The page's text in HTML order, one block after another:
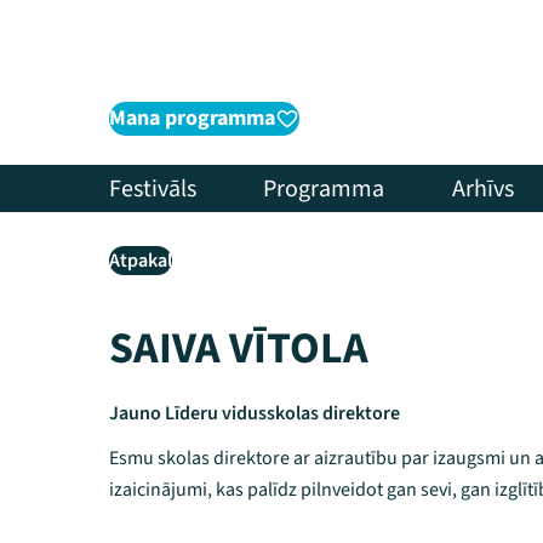
Mana programma
Festivāls Programma Arhīvs
Atpakaļ
SAIVA VĪTOLA
Jauno Līderu vidusskolas direktore
Esmu skolas direktore ar aizrautību par izaugsmi un
izaicinājumi, kas palīdz pilnveidot gan sevi, gan